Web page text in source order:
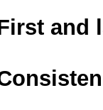
and